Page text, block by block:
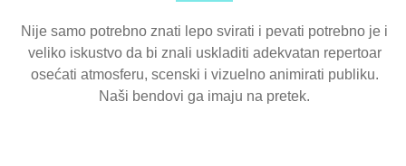
Nije samo potrebno znati lepo svirati i pevati potrebno je i
veliko iskustvo da bi znali uskladiti adekvatan repertoar
osećati atmosferu, scenski i vizuelno animirati publiku.
Naši bendovi ga imaju na pretek.